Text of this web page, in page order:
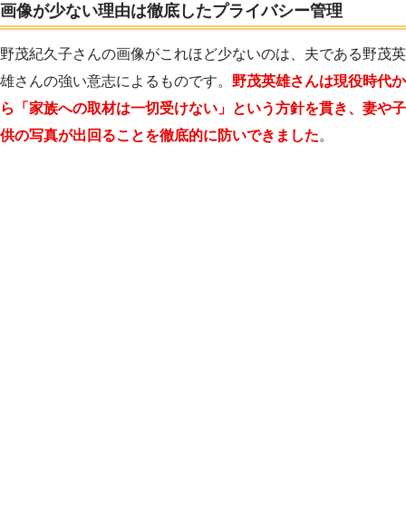
画像が少ない理由は徹底したプライバシー管理
野茂紀久子さんの画像がこれほど少ないのは、夫である野茂英
雄さんの強い意志によるものです。 野茂英雄さんは現役時代か
ら「家族への取材は一切受けない」という方針を貫き、妻や子
供の写真が出回ることを徹底的に防いできました。